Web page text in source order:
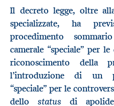
Il decreto legge, oltre
specializzate, ha
procedimento
camerale “speciale” per
riconoscimento della
l’introduzione di un
“speciale” per le
dello status di